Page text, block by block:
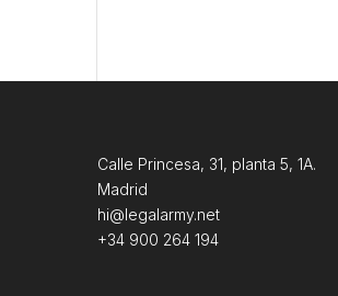
Calle Princesa, 31, planta 5, 1A.
Madrid
hi@legalarmy.net
+34 900 264 194